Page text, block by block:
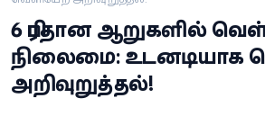
வீடியோ
வணிகம்
6 பிரதான ஆறுகளில்
நிலைமை: உடனடியாக
அறிவுறுத்தல்!